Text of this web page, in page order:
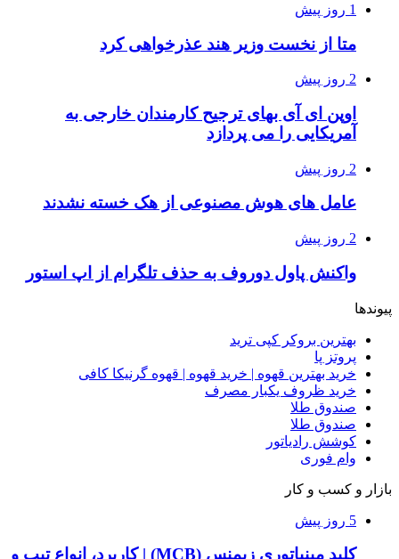
1 روز پیش
متا از نخست وزیر هند عذرخواهی کرد
2 روز پیش
اوپن ای آی بهای ترجیح کارمندان خارجی به
آمریکایی را می پردازد
2 روز پیش
عامل های هوش مصنوعی از هک خسته نشدند
2 روز پیش
واکنش پاول دوروف به حذف تلگرام از اپ استور
پیوندها
بهترین بروکر کپی ترید
پروتز پا
خرید بهترین قهوه | خرید قهوه | قهوه گرنیکا کافی
خرید ظروف یکبار مصرف
صندوق طلا
صندوق طلا
کوشش رادیاتور
وام فوری
بازار و کسب و کار
5 روز پیش
کلید مینیاتوری زیمنس (MCB) | کاربرد، انواع تیپ و